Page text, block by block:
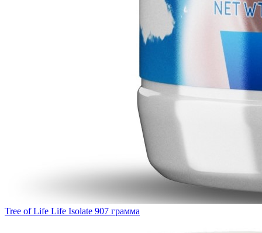
Tree of Life Life Isolate 907 грамма